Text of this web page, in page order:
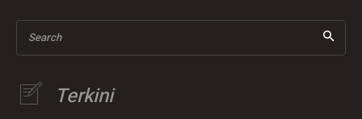
Search
Terkini